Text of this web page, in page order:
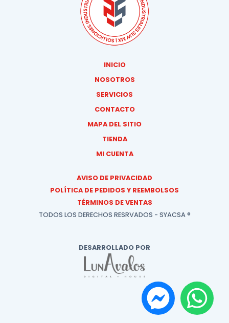
INICIO
NOSOTROS
SERVICIOS
CONTACTO
MAPA DEL SITIO
TIENDA
MI CUENTA
AVISO DE PRIVACIDAD
POLÍTICA DE PEDIDOS Y REEMBOLSOS
TÉRMINOS DE VENTAS
TODOS LOS DERECHOS RESRVADOS - SYACSA ®
DESARROLLADO POR